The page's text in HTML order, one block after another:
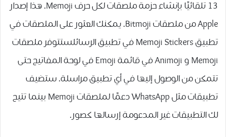
13 تلقائيًا بإنشاء حزمة ملصقات لكل حرف Memoji. هذا إصدار
Apple من ملصقات Bitmoji. يمكنك العثور على الملصقات في
تطبيق Memoji Stickers في تطبيق الرسائلستتوفر ملصقات
Memoji و Animoji في قائمة Emoji في لوحة المفاتيح حتى
تتمكن من الوصول إليها في أي تطبيق مراسلة. ستضيف
تطبيقات مثل WhatsApp دعمًا لملصقات Memoji بينما تتيح
لك التطبيقات غير المدعومة إرسالها كصور.